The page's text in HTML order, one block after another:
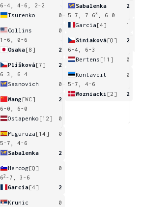
6-4, 4-6, 2-2
Tsurenko
0
Collins
0
1-6, 0-6
Osaka[8] 2
Plíšková[7]
2
6-3, 6-4
Sasnovich
0
Wang [WC]
2
6-0, 6-0
Ostapenko [12] 0
Muguruza [14]
0
5-7, 4-6
Sabalenka
2
Hercog[Q]
0
62 -7, 3-6
Garcia[4] 2
Krunic
0
Sabalenka
2
5-7, 7-63
, 6-0
Garcia [4] 1
Siniaková[Q]
2
6-4, 6-3
Bertens [11] 0
Kontaveit
0
5-7, 4-6
Wozniacki [2] 2